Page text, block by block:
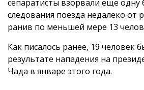
сепаратисты взорвали еще одну
следования поезда недалеко от
ранив по меньшей мере 13
Как писалось ранее, 19 человек
результате нападения на
Чада в январе этого года.